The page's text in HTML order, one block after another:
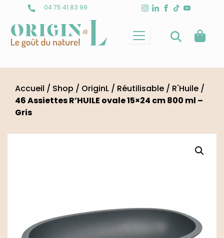
content
04 75 41 83 99
Accueil / Shop / OriginL / Réutilisable / R'Huile /
46 Assiettes R’HUILE ovale 15×24 cm 800 ml –
Gris